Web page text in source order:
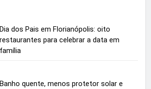
Dia dos Pais em Florianópolis: oito
restaurantes para celebrar a data em
família
Banho quente, menos protetor solar e